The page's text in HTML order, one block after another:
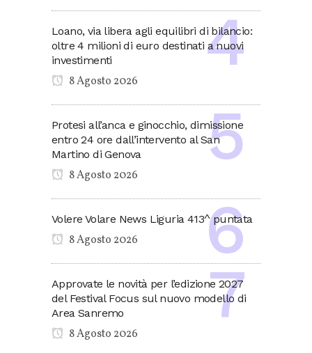
Loano, via libera agli equilibri di bilancio:
oltre 4 milioni di euro destinati a nuovi
investimenti
8 Agosto 2026
Protesi all’anca e ginocchio, dimissione
entro 24 ore dall’intervento al San
Martino di Genova
8 Agosto 2026
Volere Volare News Liguria 413^ puntata
8 Agosto 2026
Approvate le novità per l’edizione 2027
del Festival Focus sul nuovo modello di
Area Sanremo
8 Agosto 2026